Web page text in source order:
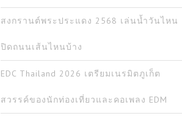
สงกรานต์พระประแดง 2568 เล่นน้ำวันไหน
ปิดถนนเส้นไหนบ้าง
EDC Thailand 2026 เตรียมเนรมิตภูเก็ต
สวรรค์ของนักท่องเที่ยวและคอเพลง EDM